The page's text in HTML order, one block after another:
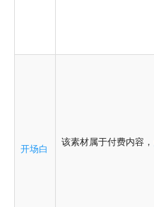
开场白
该素材属于付费内容，